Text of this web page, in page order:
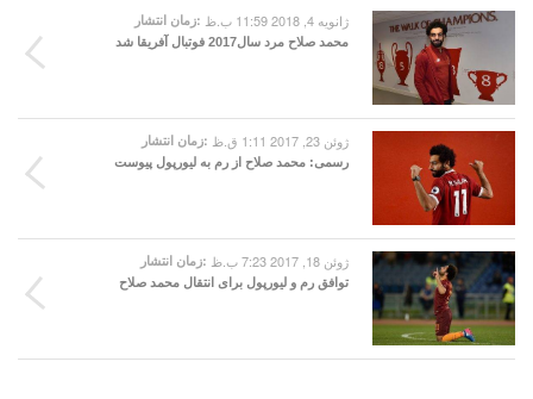
ژانویه 4, 2018 11:59 ب.ظ
محمد صلاح مرد سال2017 فوتبال آفریقا شد
ژوئن 23, 2017 1:11 ق.ظ
رسمی: محمد صلاح از رم به لیورپول پیوست
ژوئن 18, 2017 7:23 ب.ظ
توافق رم و لیورپول برای انتقال محمد صلاح